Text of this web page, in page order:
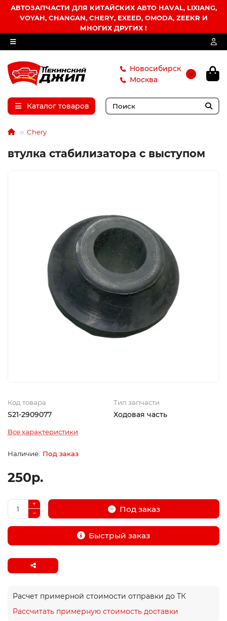
АВТОЗАПЧАСТИ ДЛЯ КИТАЙСКИХ АВТО HAVAL, LIXIANG,
VOYAH, CHANGAN, CHERY, EXEED, OMODA, ZEEKR И
МНОГИХ ДРУГИХ !
Новосибирск
Москва
Каталог товаров
Chery
втулка стабилизатора с выступом
Код товара
S21-2909077
Тип запчасти
Ходовая часть
Все характеристики
Под заказ
250р.
Под заказ
Быстрый заказ
Расчет примерной стоимости отправки до ТК
Рассчитать примерную стоимость доставки